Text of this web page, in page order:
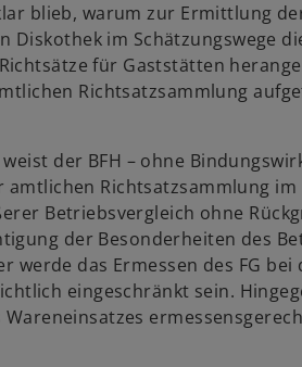
blieb, warum zur Ermittlung
Diskothek im Schätzungswege
für Gaststätten
Richtsatzsammlung
der BFH – ohne
Richtsatzsammlung
Betriebsvergleich ohne
der Besonderheiten des
werde das Ermessen des FG bei
eingeschränkt sein.